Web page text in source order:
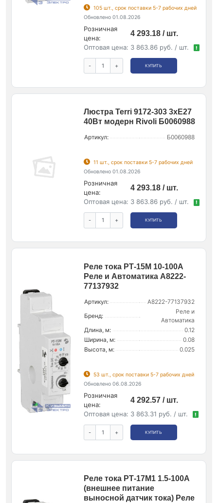
105 шт., срок поставки 5-7 рабочих дней
Обновлено 01.08.2026
Розничная
цена:
4 293.18 / шт.
Оптовая цена: 3 863.86 руб. / шт. !
- + КУПИТЬ
Люстра Terri 9172-303 3хЕ27
40Вт модерн Rivoli Б0060988
Артикул: Б0060988
11 шт., срок поставки 5-7 рабочих дней
Обновлено 01.08.2026
Розничная
цена:
4 293.18 / шт.
Оптовая цена: 3 863.86 руб. / шт. !
- + КУПИТЬ
Реле тока РТ-15М 10-100А
Реле и Автоматика A8222-
77137932
Артикул:
A8222-77137932
Бренд:
Реле и
Автоматика
Длина, м:
0.12
Ширина, м:
0.08
Высота, м:
0.025
53 шт., срок поставки 5-7 рабочих дней
Обновлено 06.08.2026
Розничная
цена:
4 292.57 / шт.
Оптовая цена: 3 863.31 руб. / шт. !
- + КУПИТЬ
Реле тока РТ-17М1 1.5-100А
(внешнее питание
выносной датчик тока) Реле